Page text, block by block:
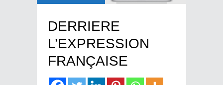
DERRIERE
L’EXPRESSION
FRANÇAISE